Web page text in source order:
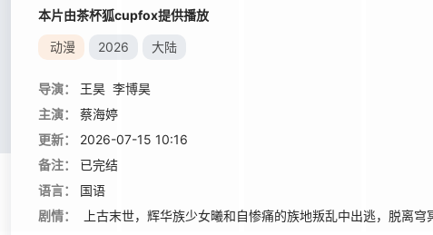
本片由茶杯狐cupfox提供播放
动漫 2026 大陆
导演： 王昊 李博昊
主演：
蔡海婷
更新：
2026-07-15 10:16
备注：
已完结
语言：
国语
剧情：
上古末世，辉华族少女曦和自惨痛的族地叛乱中出逃，脱离